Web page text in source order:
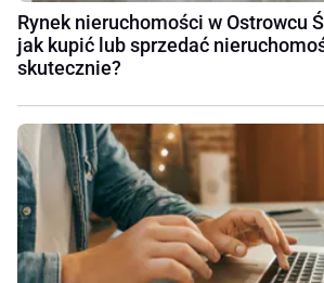
Rynek nieruchomości w Ostrowcu
jak kupić lub sprzedać
skutecznie?